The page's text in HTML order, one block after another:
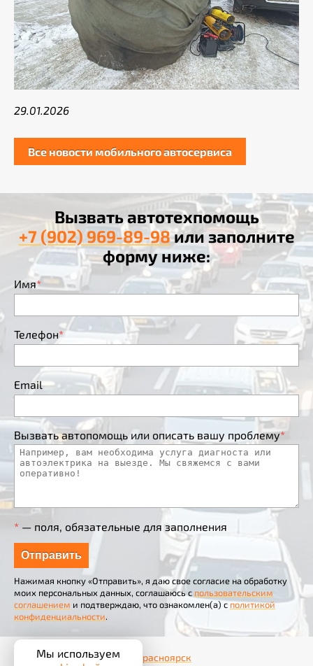
29.01.2026
Все новости мобильного автосервиса
Вызвать автотехпомощь
+7 (902) 969-89-98или заполните
форму ниже:
Имя*
Телефон*
Email
Вызвать автопомощь или описать вашу проблему*
* — поля, обязательные для заполнения
Нажимая кнопку «Отправить», я даю свое согласие на обработку
моих персональных данных, соглашаюсь с пользовательским
соглашением и подтверждаю, что ознакомлен(а) сполитикой
конфиденциальности.
© 2012–2026Автопомощь Красноярск
Мы используем